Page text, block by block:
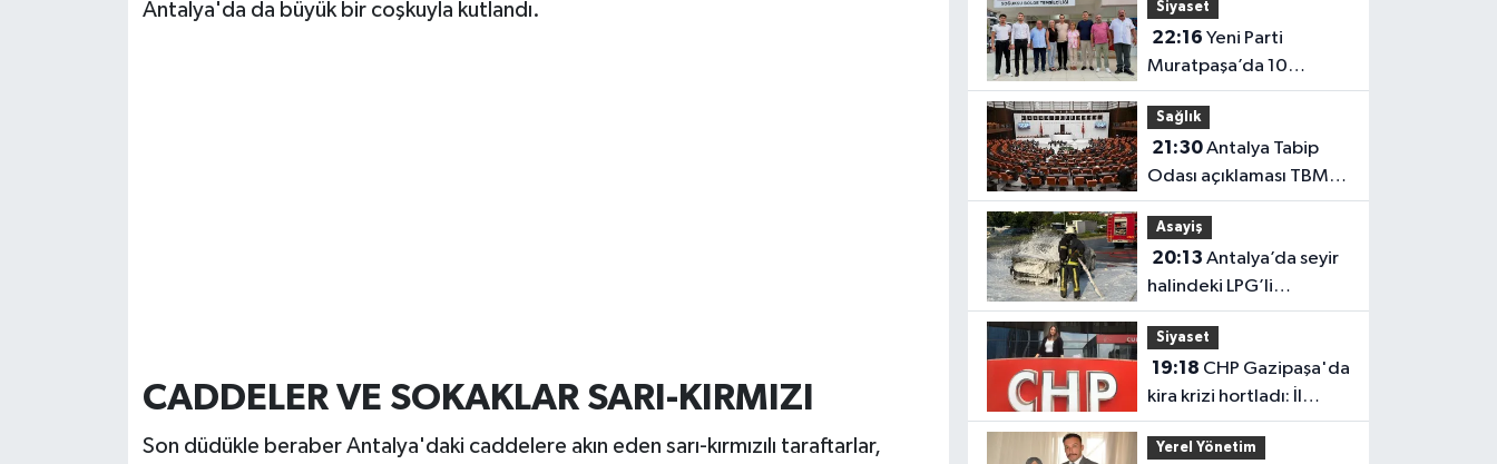
Antalya'da da büyük bir coşkuyla kutlandı.
CADDELER VE SOKAKLAR SARI-KIRMIZI
Son düdükle beraber Antalya'daki caddelere akın eden sarı-kırmızılı taraftarlar,
kurtarıldı
Siyaset
22:16
Muratpaşa’da 10
belediye meclis üyesiyle
güçlendi
Sağlık
21:30Antalya Tabip
Odası açıklaması TBMM
gündeminde
Asayiş
20:13
halindeki LPG’li
otomobil alev aldı: 4
yaralı
Siyaset
19:18
kira krizi hortladı: İl
Başkanlığı mahkemeye
gitti
Yerel Yönetim